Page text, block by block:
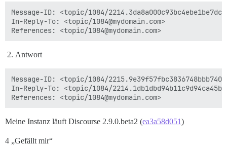
Message-ID: <topic/1084/
In-Reply-To: <topic/1084@mydomain.com>
Antwort
Message-ID: <topic/1084/
In-Reply-To: <topic/1084/
Meine Instanz läuft Discourse 2.9.0.beta2 (ea3a58d051)
4 „Gefällt mir“